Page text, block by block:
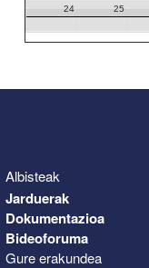
24 25
Albisteak
Jarduerak
Dokumentazioa
Bideoforuma
Gure erakundea